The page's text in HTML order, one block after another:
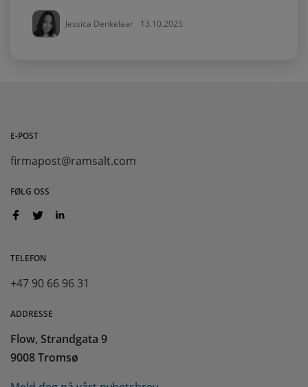
Jessica Denkelaar 13.10.2025
E-POST
firmapost@ramsalt.com
FØLG OSS
TELEFON
+47 90 66 96 31
ADDRESSE
Flow, Strandgata 9
9008 Tromsø